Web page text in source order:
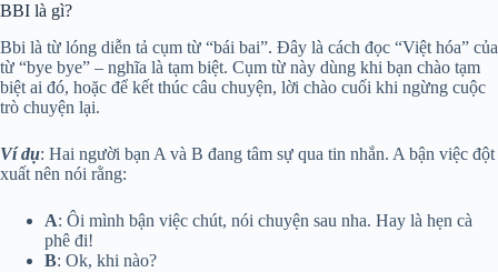
BBI là gì?
Bbi là từ lóng diễn tả cụm từ “bái bai”. Đây là cách đọc “Việt hóa” của
từ “bye bye” – nghĩa là tạm biệt. Cụm từ này dùng khi bạn chào tạm
biệt ai đó, hoặc để kết thúc câu chuyện, lời chào cuối khi ngừng cuộc
trò chuyện lại.
Ví dụ: Hai người bạn A và B đang tâm sự qua tin nhắn. A bận việc đột
xuất nên nói rằng:
A: Ôi mình bận việc chút, nói chuyện sau nha. Hay là hẹn cà
phê đi!
B: Ok, khi nào?